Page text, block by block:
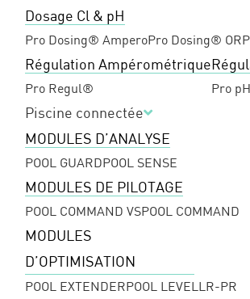
Dosage Cl & pH
Pro Dosing® AmperoPro Dosing® ORP
Régulation Ampérométrique
Pro Regul® Pro
Piscine connectée
MODULES D’ANALYSE
POOL GUARDPOOL SENSE
MODULES DE PILOTAGE
POOL COMMAND VSPOOL COMMAND
MODULES
D’OPTIMISATION
POOL EXTENDERPOOL LEVELLR-PR